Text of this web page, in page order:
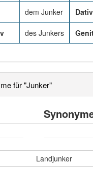
dem Junker
des Junkers
Dativ
für "Junker"
Landjunker